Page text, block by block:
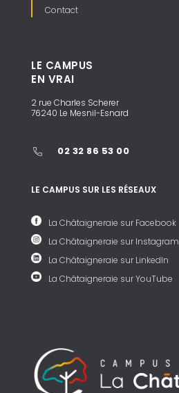
Contact
LE CAMPUS
EN VRAI
2 rue Charles Scherer
76240 Le Mesnil-Esnard
02 32 86 53 00
LE CAMPUS SUR LES RÉSEAUX
La Châtaigneraie sur Facebook
La Châtaigneraie sur Instagram
La Châtaigneraie sur LinkedIn
La Châtaigneraie sur YouTube